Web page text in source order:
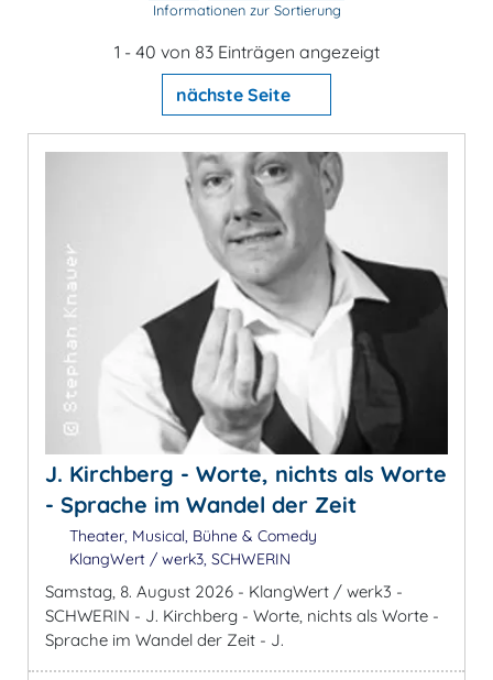
Informationen zur Sortierung
1 - 40 von 83 Einträgen angezeigt
nächste Seite
J. Kirchberg - Worte, nichts als Worte
- Sprache im Wandel der Zeit
Theater, Musical, Bühne & Comedy
KlangWert / werk3, SCHWERIN
Samstag, 8. August 2026 - KlangWert / werk3 -
SCHWERIN - J. Kirchberg - Worte, nichts als Worte -
Sprache im Wandel der Zeit - J.